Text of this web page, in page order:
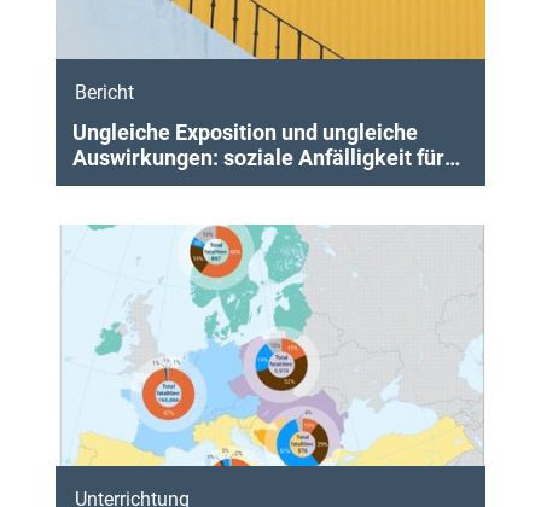
Bericht
Ungleiche Exposition und ungleiche
Auswirkungen: soziale Anfälligkeit für
Luftverschmutzung, Lärm und extreme
Unterrichtung